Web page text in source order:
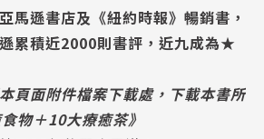
馬遜書店及《紐約時報》暢銷書，
累積近2000則書評，近九成為★
頁面附件檔案下載處，下載本書所
物＋10大療癒茶》